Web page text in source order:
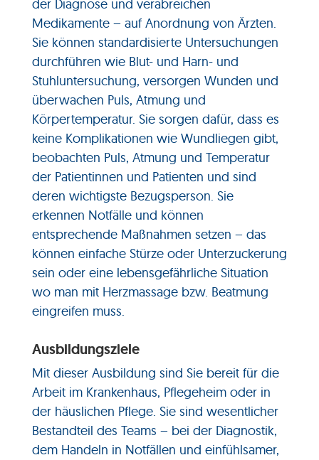
der Diagnose und verabreichen
Medikamente – auf Anordnung von Ärzten.
Sie können standardisierte Untersuchungen
durchführen wie Blut- und Harn- und
Stuhluntersuchung, versorgen Wunden und
überwachen Puls, Atmung und
Körpertemperatur. Sie sorgen dafür, dass es
keine Komplikationen wie Wundliegen gibt,
beobachten Puls, Atmung und Temperatur
der Patientinnen und Patienten und sind
deren wichtigste Bezugsperson. Sie
erkennen Notfälle und können
entsprechende Maßnahmen setzen – das
können einfache Stürze oder Unterzuckerung
sein oder eine lebensgefährliche Situation
wo man mit Herzmassage bzw. Beatmung
eingreifen muss.
Ausbildungsziele
Mit dieser Ausbildung sind Sie bereit für die
Arbeit im Krankenhaus, Pflegeheim oder in
der häuslichen Pflege. Sie sind wesentlicher
Bestandteil des Teams – bei der Diagnostik,
dem Handeln in Notfällen und einfühlsamer,